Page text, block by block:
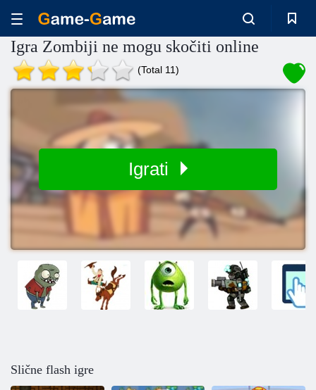
Igra Zombiji ne mogu skočiti online
(Total 11)
Igrati
Slične flash igre